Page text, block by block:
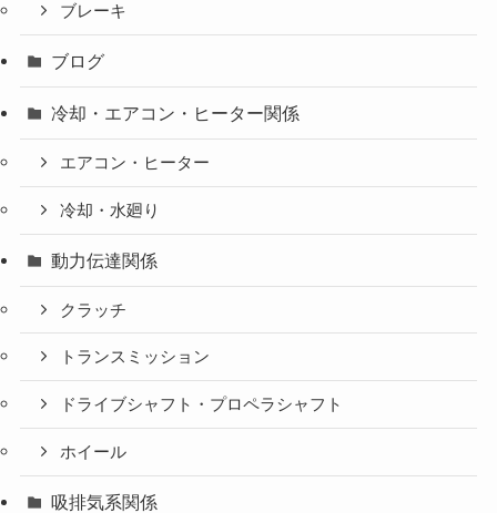
ブレーキ
ブログ
冷却・エアコン・ヒーター関係
エアコン・ヒーター
冷却・水廻り
動力伝達関係
クラッチ
トランスミッション
ドライブシャフト・プロペラシャフト
ホイール
吸排気系関係